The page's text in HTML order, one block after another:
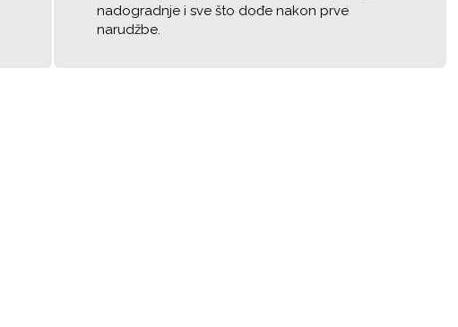
nadogradnje i sve što dođe nakon prve
narudžbe.